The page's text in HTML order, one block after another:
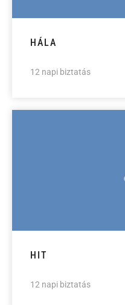
HÁLA
12 napi biztatás
HIT
12 napi biztatás